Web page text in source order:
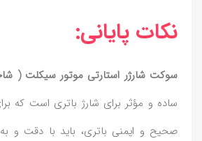
نکات پایانی:
سوکت شارژر استارتی موتور سیکلت (
ساده و مؤثر برای شارژ باتری است که
صحیح و ایمنی باتری، باید با دقت